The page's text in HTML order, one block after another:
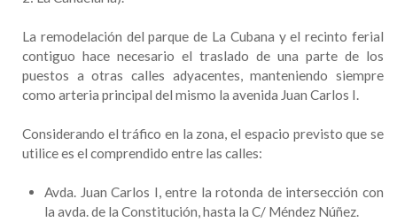
La remodelación del parque de La Cubana y el recinto ferial
contiguo hace necesario el traslado de una parte de los
puestos a otras calles adyacentes, manteniendo siempre
como arteria principal del mismo la avenida Juan Carlos I.
Considerando el tráfico en la zona, el espacio previsto que se
utilice es el comprendido entre las calles:
Avda. Juan Carlos I, entre la rotonda de intersección con
la avda. de la Constitución, hasta la C/ Méndez Núñez.